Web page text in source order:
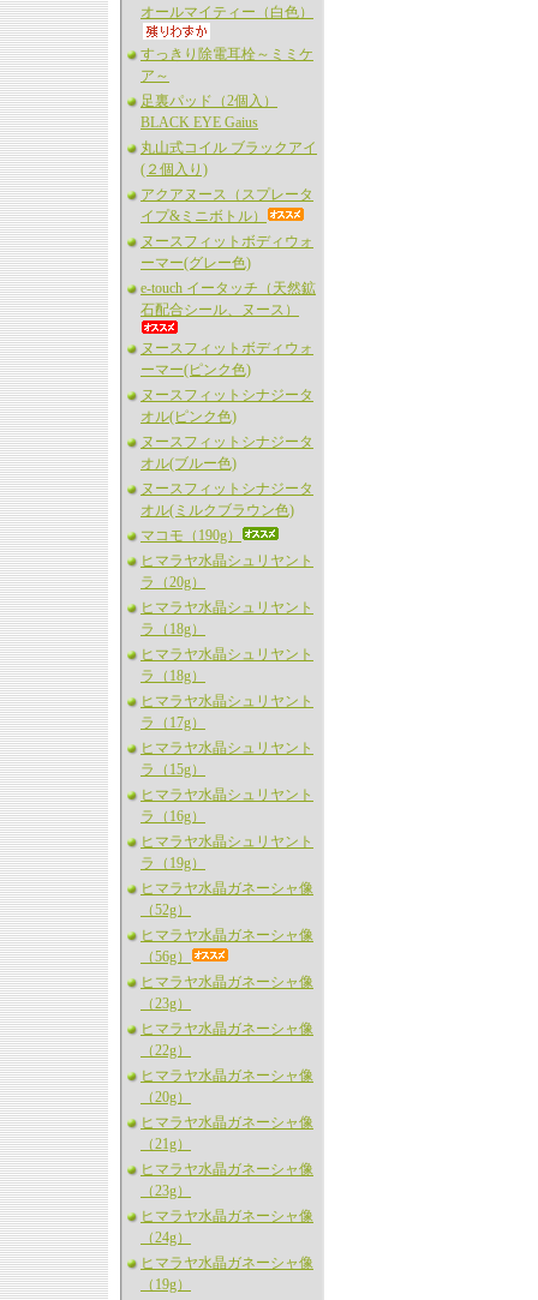
オールマイティー（白色）
すっきり除電耳栓～ミミケ
ア～
足裏パッド（2個入）
BLACK EYE Gaius
丸山式コイル ブラックアイ
(２個入り)
アクアヌース（スプレータ
イプ&ミニボトル）
ヌースフィットボディウォ
ーマー(グレー色)
e-touch イータッチ（天然鉱
石配合シール、ヌース）
ヌースフィットボディウォ
ーマー(ピンク色)
ヌースフィットシナジータ
オル(ピンク色)
ヌースフィットシナジータ
オル(ブルー色)
ヌースフィットシナジータ
オル(ミルクブラウン色)
マコモ（190g）
ヒマラヤ水晶シュリヤント
ラ（20g）
ヒマラヤ水晶シュリヤント
ラ（18g）
ヒマラヤ水晶シュリヤント
ラ（18g）
ヒマラヤ水晶シュリヤント
ラ（17g）
ヒマラヤ水晶シュリヤント
ラ（15g）
ヒマラヤ水晶シュリヤント
ラ（16g）
ヒマラヤ水晶シュリヤント
ラ（19g）
ヒマラヤ水晶ガネーシャ像
（52g）
ヒマラヤ水晶ガネーシャ像
（56g）
ヒマラヤ水晶ガネーシャ像
（23g）
ヒマラヤ水晶ガネーシャ像
（22g）
ヒマラヤ水晶ガネーシャ像
（20g）
ヒマラヤ水晶ガネーシャ像
（21g）
ヒマラヤ水晶ガネーシャ像
（23g）
ヒマラヤ水晶ガネーシャ像
（24g）
ヒマラヤ水晶ガネーシャ像
（19g）